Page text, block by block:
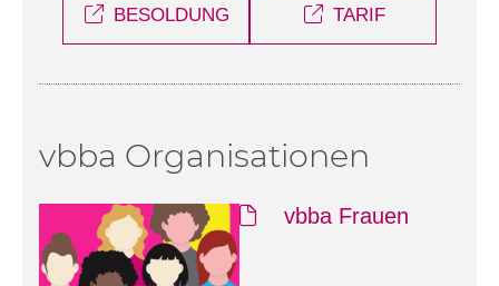
BESOLDUNG TARIF
vbba Organisationen
vbba Frauen